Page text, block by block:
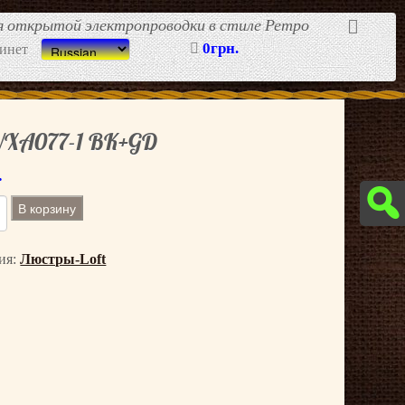
открытой электропроводки в стиле Ретро
0грн.
1 BK+GD
В корзину
Люстры-Loft